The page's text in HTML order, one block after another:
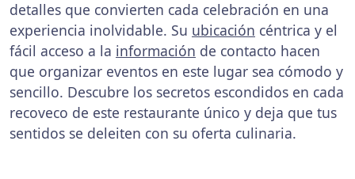
detalles que convierten cada celebración en una
experiencia inolvidable. Su ubicación céntrica y el
fácil acceso a la información de contacto hacen
que organizar eventos en este lugar sea cómodo y
sencillo. Descubre los secretos escondidos en cada
recoveco de este restaurante único y deja que tus
sentidos se deleiten con su oferta culinaria.